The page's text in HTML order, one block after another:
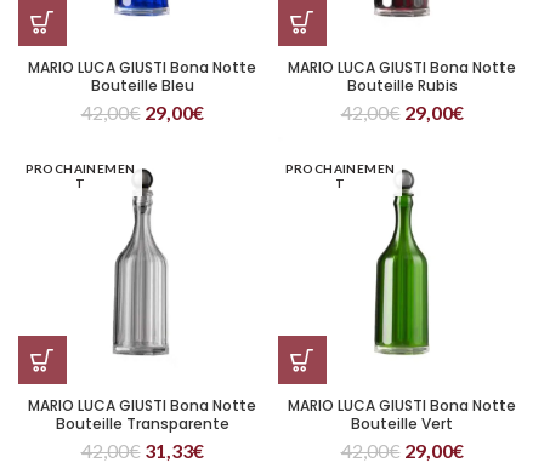
MARIO LUCA GIUSTI Bona Notte
Bouteille Bleu
42,00€ 29,00€
MARIO LUCA GIUSTI Bona Notte
Bouteille Rubis
42,00€ 29,00€
PROCHAINEMEN
T
MARIO LUCA GIUSTI Bona Notte
Bouteille Transparente
42,00€ 31,33€
PROCHAINEMEN
T
MARIO LUCA GIUSTI Bona Notte
Bouteille Vert
42,00€ 29,00€